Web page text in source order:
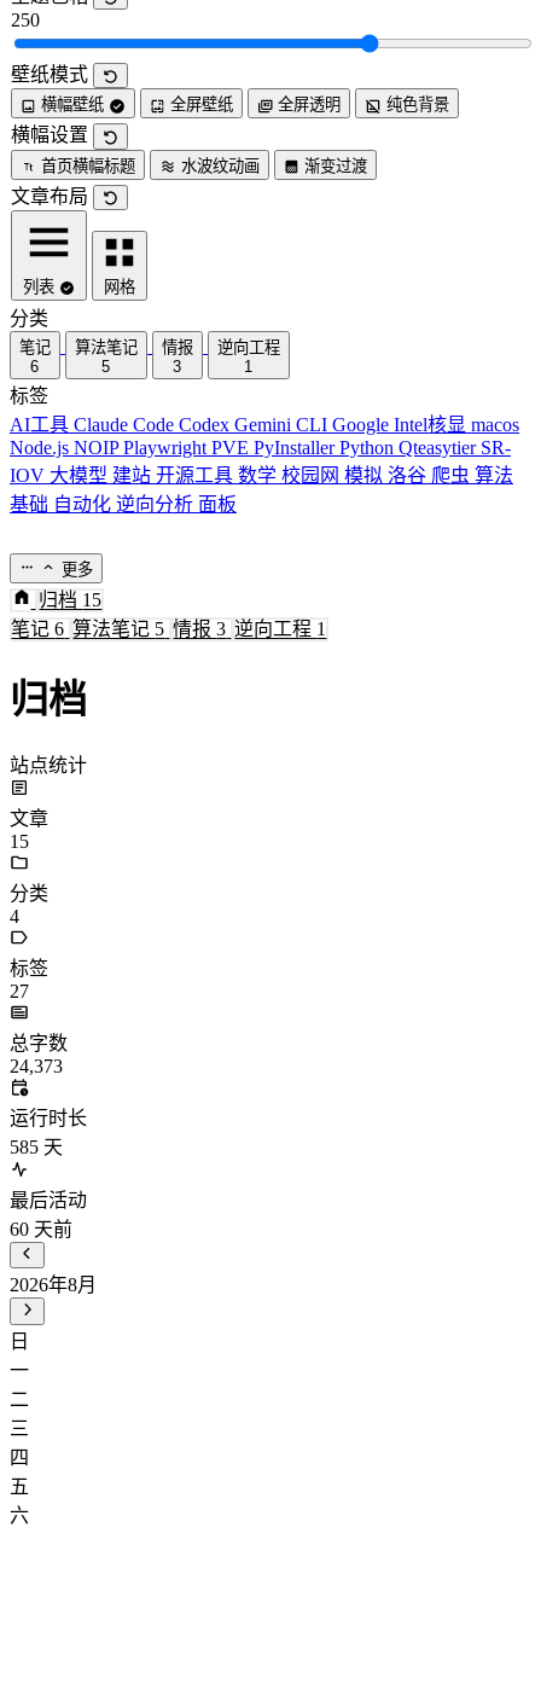
250
壁纸模式
横幅壁纸 全屏壁纸 全屏透明 纯色背景
横幅设置
首页横幅标题 水波纹动画 渐变过渡
文章布局
列表 网格
分类
笔记
6
算法笔记
5
情报
3
逆向工程
1
标签
AI工具 Claude Code Codex Gemini CLI Google Intel核显 macos
Node.js NOIPPlaywright PVE PyInstallerPython Qteasytier SR-
IOV 大模型 建站 开源工具 数学 校园网 模拟 洛谷 爬虫 算法
基础 自动化 逆向分析 面板
更多
归档 15
笔记6 算法笔记 5 情报3 逆向工程 1
归档
站点统计
文章
15
分类
4
标签
27
总字数
24,373
运行时长
585 天
最后活动
60 天前
2026年8月
日
一
二
三
四
五
六